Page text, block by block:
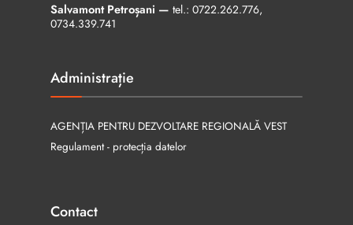
Salvamont Petroșani — tel.: 0722.262.776,
0734.339.741
Administrație
AGENȚIA PENTRU DEZVOLTARE REGIONALĂ VEST
Regulament - protecția datelor
Contact